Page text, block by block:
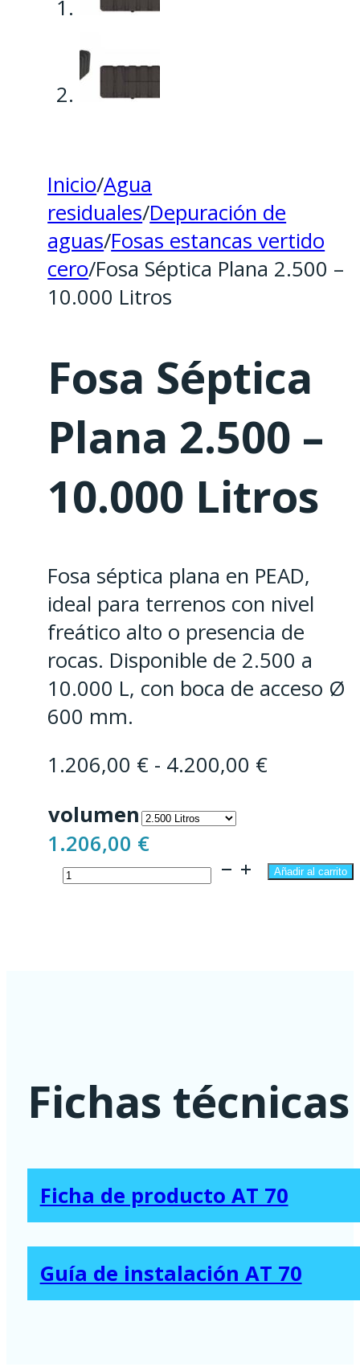
Inicio/Agua
residuales/Depuración de
aguas/Fosas estancas vertido
cero/Fosa Séptica Plana 2.500 –
10.000 Litros
Fosa Séptica
Plana 2.500 –
10.000 Litros
Fosa séptica plana en PEAD,
ideal para terrenos con nivel
freático alto o presencia de
rocas. Disponible de 2.500 a
10.000 L, con boca de acceso Ø
600 mm.
1.206,00 € - 4.200,00 €Rango
1.206,00
volumen
1.206,00 €
Fosa
Añadir al carrito
Fichas técnicas
Ficha de producto AT 70
Guía de instalación AT 70